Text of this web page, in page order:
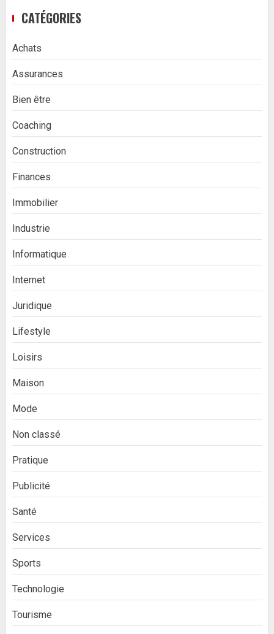
CATÉGORIES
Achats
Assurances
Bien être
Coaching
Construction
Finances
Immobilier
Industrie
Informatique
Internet
Juridique
Lifestyle
Loisirs
Maison
Mode
Non classé
Pratique
Publicité
Santé
Services
Sports
Technologie
Tourisme